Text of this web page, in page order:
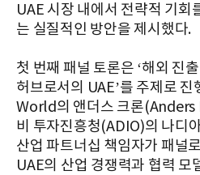
UAE 시장 내에서 전략적 기회
는 실질적인 방안을 제시했다.
첫 번째 패널 토론은 ‘해외 진
허브로서의 UAE’를 주제로
World의 앤더스 크론(Anders
비 투자진흥청(ADIO)의 나디
산업 파트너십 책임자가 패널
UAE의 산업 경쟁력과 협력 모